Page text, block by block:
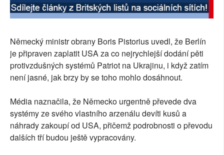
Německý ministr obrany Boris Pistorius uvedl, že Berlín
je připraven zaplatit USA za co nejrychlejší dodání pěti
protivzdušných systémů Patriot na Ukrajinu, i když zatím
není jasné, jak brzy by se toho mohlo dosáhnout.
Média naznačila, že Německo urgentně převede dva
systémy ze svého vlastního arzenálu devíti kusů a
náhrady zakoupí od USA, přičemž podrobnosti o převodu
dalších tří budou ještě vypracovány.